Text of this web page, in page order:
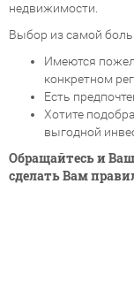
недвижимости.
Выбор из самой
Имеются
конкретном
Есть
Хотите
выгодной
Обращайтесь и
сделать Вам